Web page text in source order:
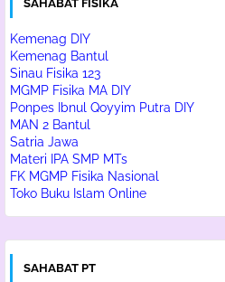
SAHABAT FISIKA
Kemenag DIY
Kemenag Bantul
Sinau Fisika 123
MGMP Fisika MA DIY
Ponpes Ibnul Qoyyim Putra DIY
MAN 2 Bantul
Satria Jawa
Materi IPA SMP MTs
FK MGMP Fisika Nasional
Toko Buku Islam Online
SAHABAT PT